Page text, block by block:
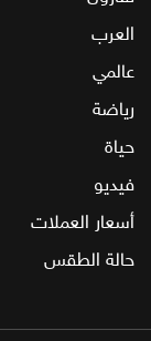
العرب
عالمي
رياضة
حياة
فيديو
أسعار العملات
حالة الطقس